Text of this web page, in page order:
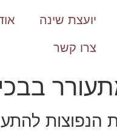
יועצת שינה
צרו קשר
הנפוצות